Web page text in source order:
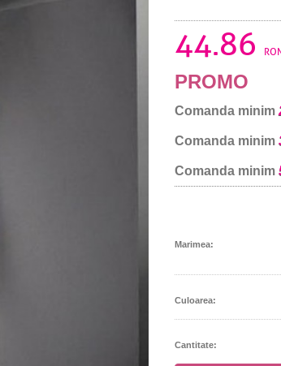
44.86
PROMO
Comanda minim
Comanda minim
Comanda minim
Marimea:
Culoarea:
Cantitate: